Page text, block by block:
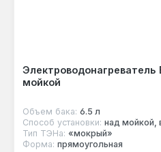
Электроводонагреватель
мойкой
Объем бака: 6.5 л
Способ установки: над мойкой,
Тип ТЭНа: «мокрый»
Форма: прямоугольная